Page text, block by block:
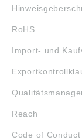
RoHS
Import- und
Reach
Code of Conduct